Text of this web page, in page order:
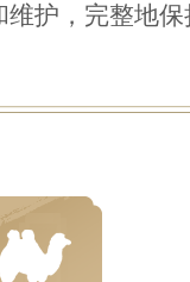
维护，完整地